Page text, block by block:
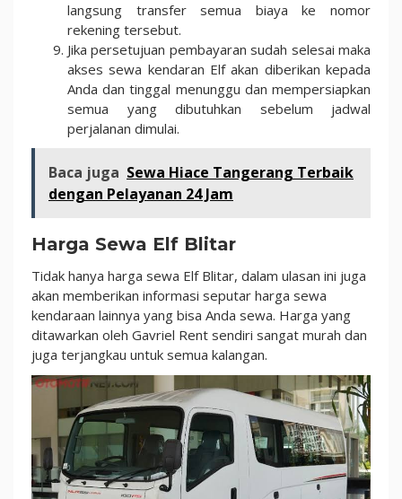
langsung transfer semua biaya ke nomor
rekening tersebut.
Jika persetujuan pembayaran sudah selesai maka
akses sewa kendaran Elf akan diberikan kepada
Anda dan tinggal menunggu dan mempersiapkan
semua yang dibutuhkan sebelum jadwal
perjalanan dimulai.
Baca juga Sewa Hiace Tangerang Terbaik
dengan Pelayanan 24 Jam
Harga Sewa Elf Blitar
Tidak hanya harga sewa Elf Blitar, dalam ulasan ini juga
akan memberikan informasi seputar harga sewa
kendaraan lainnya yang bisa Anda sewa. Harga yang
ditawarkan oleh Gavriel Rent sendiri sangat murah dan
juga terjangkau untuk semua kalangan.